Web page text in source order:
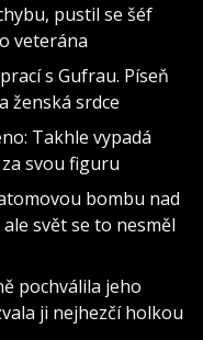
pustil se šéf
veterána
s Gufrau. Píseň
ženská srdce
Takhle vypadá
svou figuru
bombu nad
svět se to nesměl
pochválila jeho
ji nejhezčí holkou